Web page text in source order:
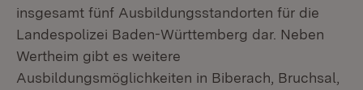
insgesamt fünf Ausbildungsstandorten für die
Landespolizei Baden-Württemberg dar. Neben
Wertheim gibt es weitere
Ausbildungsmöglichkeiten in Biberach, Bruchsal,